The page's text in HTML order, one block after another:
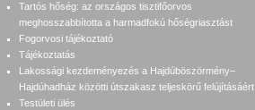
Tartós hőség: az országos tisztifőorvos
meghosszabbította a harmadfokú hőségriasztást
Fogorvosi tájékoztató
Tájékoztatás
Lakossági kezdeményezés a Hajdúböszörmény–
Hajdúhadház közötti útszakasz teljeskörű felújításáért
Testületi ülés